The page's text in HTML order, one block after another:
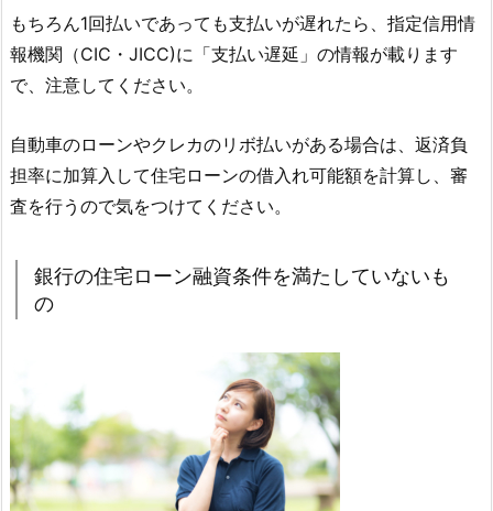
もちろん1回払いであっても支払いが遅れたら、指定信用情
報機関（CIC・JICC)に「支払い遅延」の情報が載ります
で、注意してください。
自動車のローンやクレカのリボ払いがある場合は、返済負
担率に加算入して住宅ローンの借入れ可能額を計算し、審
査を行うので気をつけてください。
銀行の住宅ローン融資条件を満たしていないも
の